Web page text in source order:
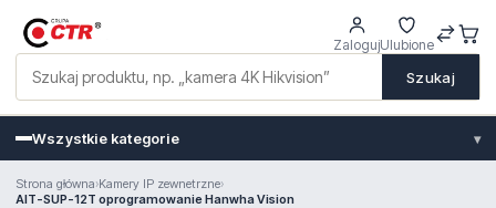
Szukaj
ZalogujUlubione
Wszystkie kategorie ▾
Strona główna›Kamery IP zewnetrzne›
AIT-SUP-12T oprogramowanie Hanwha Vision